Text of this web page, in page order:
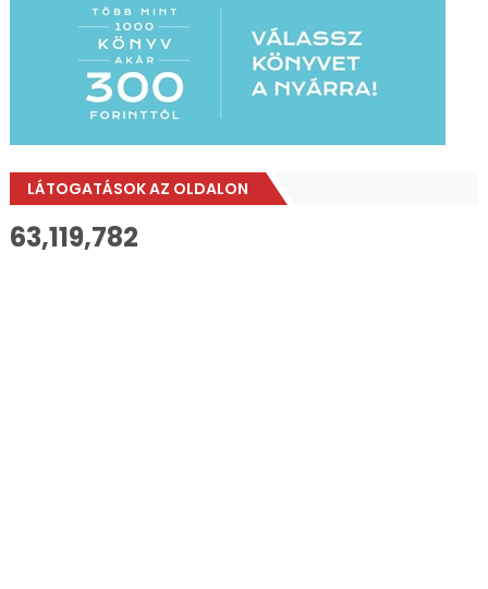
LÁTOGATÁSOK AZ OLDALON
63,119,782